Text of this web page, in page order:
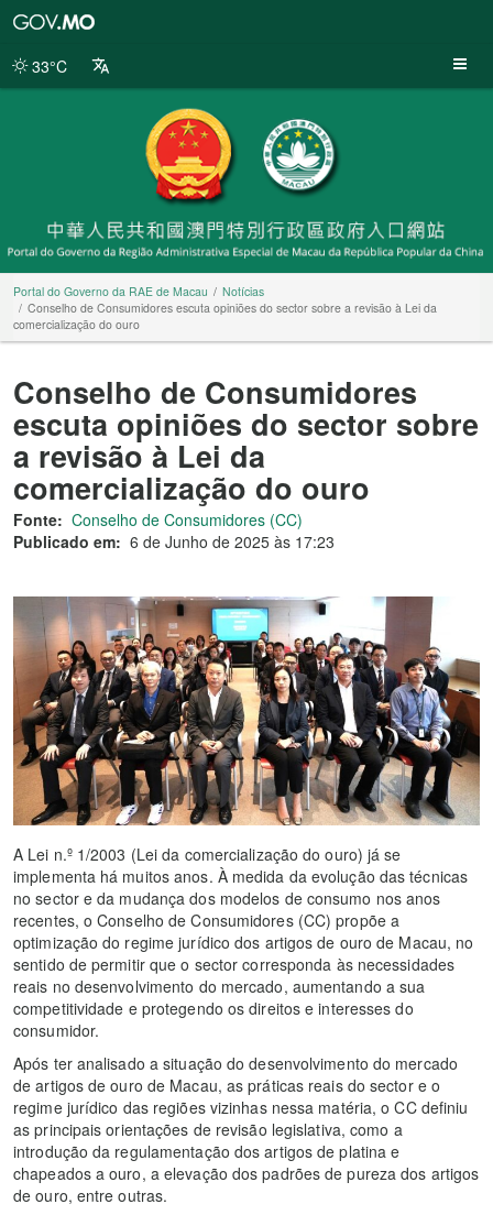
da
33°C
Portal do Governo da RAE de Macau
Notícias
Conselho de Consumidores escuta opiniões do sector sobre a revisão à Lei da
comercialização do ouro
Conselho de Consumidores
escuta opiniões do sector sobre
a revisão à Lei da
comercialização do ouro
Fonte: Conselho de Consumidores (CC)
Publicado em: 6 de Junho de 2025 às 17:23
A Lei n.º 1/2003 (Lei da comercialização do ouro) já se
implementa há muitos anos. À medida da evolução das técnicas
no sector e da mudança dos modelos de consumo nos anos
recentes, o Conselho de Consumidores (CC) propõe a
optimização do regime jurídico dos artigos de ouro de Macau, no
sentido de permitir que o sector corresponda às necessidades
reais no desenvolvimento do mercado, aumentando a sua
competitividade e protegendo os direitos e interesses do
consumidor.
Após ter analisado a situação do desenvolvimento do mercado
de artigos de ouro de Macau, as práticas reais do sector e o
regime jurídico das regiões vizinhas nessa matéria, o CC definiu
as principais orientações de revisão legislativa, como a
introdução da regulamentação dos artigos de platina e
chapeados a ouro, a elevação dos padrões de pureza dos artigos
de ouro, entre outras.